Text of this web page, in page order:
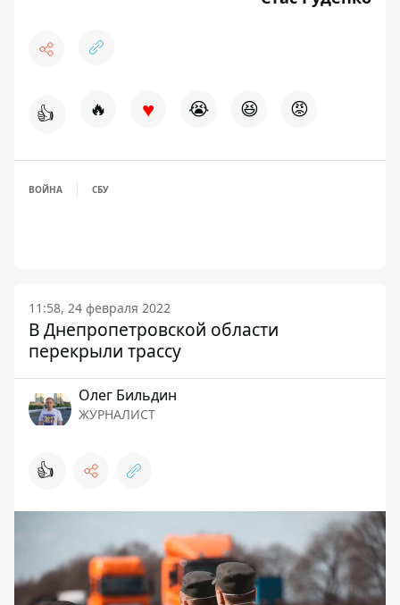
👍 🔥 ♥ 😭 😆 😡
ВОЙНА СБУ
11:58, 24 февраля 2022
В Днепропетровской области
перекрыли трассу
Олег Бильдин
ЖУРНАЛИСТ
👍